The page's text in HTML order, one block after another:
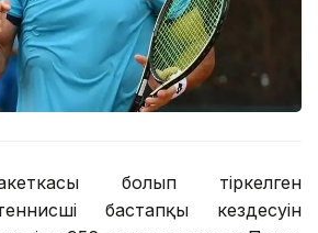
болып тіркелген
бастапқы кездесуін